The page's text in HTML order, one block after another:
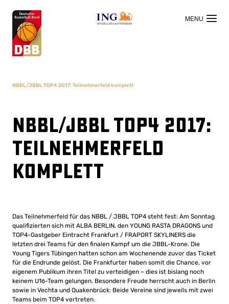
OFFIZIELLER HAUPTSPONSOR
NBBL/JBBL TOP4 2017: Teilnehmerfeld komplett
NBBL/JBBL TOP4 2017:
Teilnehmerfeld
komplett
Das Teilnehmerfeld für das NBBL / JBBL TOP4 steht fest: Am Sonntag
qualifizierten sich mit ALBA BERLIN, den YOUNG RASTA DRAGONS und
TOP4-Gastgeber Eintracht Frankfurt / FRAPORT SKYLINERS die
letzten drei Teams für den finalen Kampf um die JBBL-Krone. Die
Young Tigers Tübingen hatten schon am Wochenende zuvor das Ticket
für die Endrunde gelöst. Die Frankfurter haben somit die Chance, vor
eigenem Publikum ihren Titel zu verteidigen – dies ist bislang noch
keinem U16-Team gelungen. Besondere Freude herrscht auch in Berlin
sowie in Vechta und Quakenbrück: Beide Vereine sind jeweils mit zwei
Teams beim TOP4 vertreten.